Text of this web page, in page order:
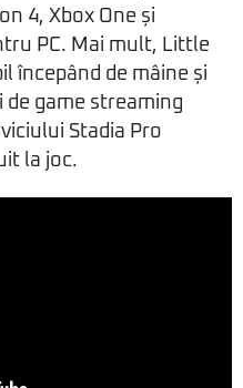
4, Xbox One și
PC. Mai mult, Little
începând de mâine și
game streaming
Stadia Pro
la joc.